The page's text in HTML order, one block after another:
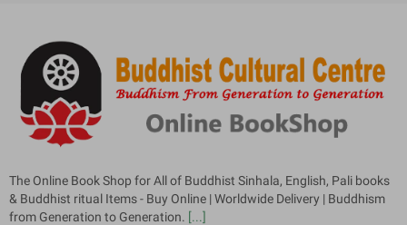
The Online Book Shop for All of Buddhist Sinhala, English, Pali books
& Buddhist ritual Items - Buy Online | Worldwide Delivery | Buddhism
from Generation to Generation. [...]